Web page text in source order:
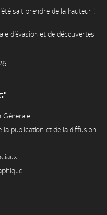
sait prendre de la hauteur !
d’évasion et de découvertes
Générale
la publication et de la diffusion